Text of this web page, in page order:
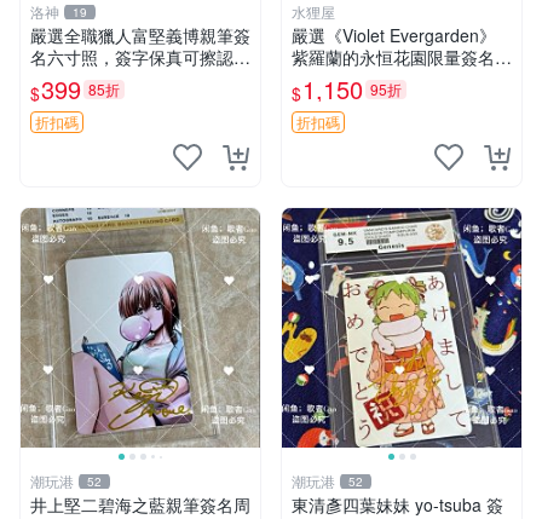
洛神 19
嚴選全職獵人富堅義博親筆簽
名六寸照，簽字保真可擦認，
全新收藏好物，限量發售 全
職獵人 富堅義博 簽名照片
$399 85折
折扣碼
水狸屋
嚴選《Violet Evergarden》
紫羅蘭的永恒花園限量簽名
卡，3寸帶原裝卡磚 日本中古
收藏推薦 薇爾莉特 曜佳奈 筆
記本
$1,150 95折
折扣碼
潮玩港 52
井上堅二碧海之藍親筆簽名周
潮玩港 52
東清彥四葉妹妹 yo-tsuba 簽